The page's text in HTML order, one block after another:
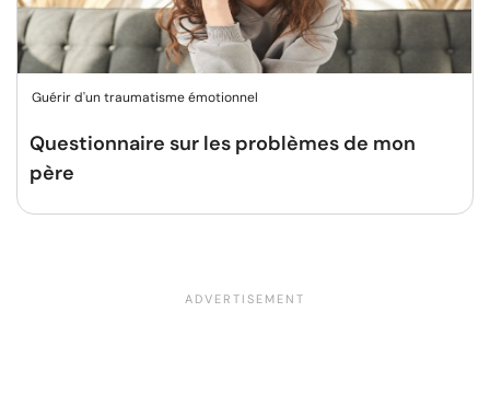
Guérir d'un traumatisme émotionnel
Questionnaire sur les problèmes de mon
père